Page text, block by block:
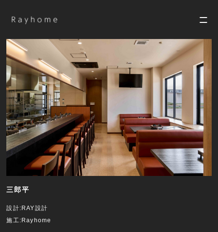
三郎平
設計:RAY設計
施工:Rayhome